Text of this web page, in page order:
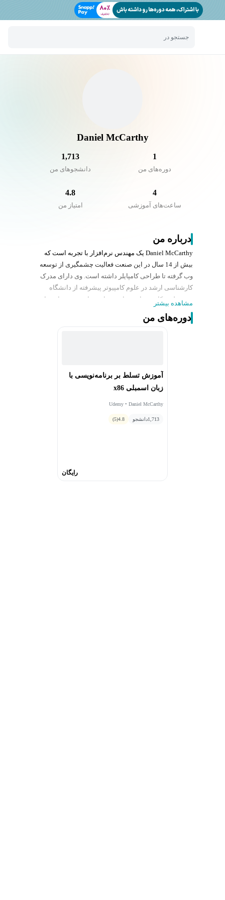
جستجو در
Daniel McCarthy
1
دوره‌های من
1,713
دانشجو‌های من
4
ساعت‌های آموزشی
4.8
امتیاز من
درباره من
Daniel McCarthy یک مهندس نرم‌افزار با تجربه است که
بیش از 14 سال در این صنعت فعالیت چشمگیری از توسعه
وب گرفته تا طراحی کامپایلر داشته است. وی دارای مدرک
کارشناسی ارشد در علوم کامپیوتر پیشرفته از دانشگاه
متروپولیتن کاردیف است. او دو زبان برنامه‌نویسی اختصاصی
مشاهده بیشتر
دوره‌های من
آموزش تسلط بر برنامه‌نویسی با
زبان اسمبلی x86
Udemy • Daniel McCarthy
1,713دانشجو 4.8
(5)
رایگان